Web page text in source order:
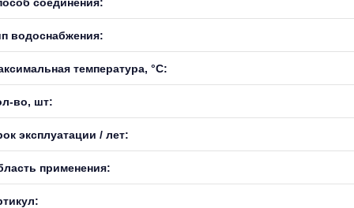
водоснабжения:
температура, °С:
во, шт:
эксплуатации / лет:
применения: